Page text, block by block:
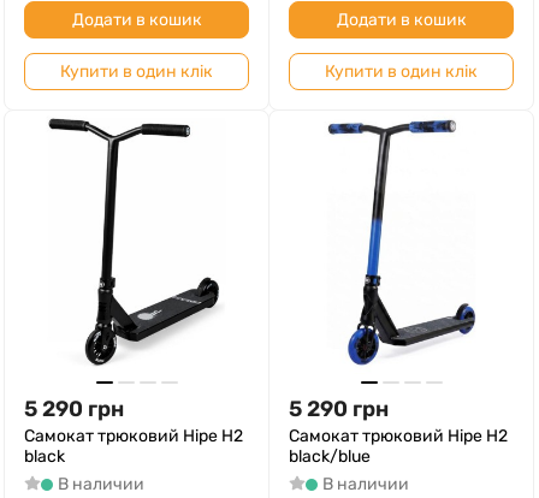
Додати в кошик
Купити в один клік
Додати в кошик
Купити в один клік
5 290 грн
Самокат трюковий Hipe H2
black
В наличии
5 290 грн
Самокат трюковий Hipe H2
black/blue
В наличии